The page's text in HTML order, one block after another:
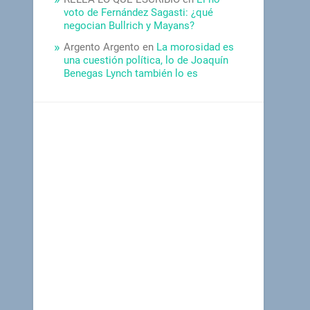
voto de Fernández Sagasti: ¿qué
negocian Bullrich y Mayans?
Argento Argento en La morosidad es
una cuestión política, lo de Joaquín
Benegas Lynch también lo es